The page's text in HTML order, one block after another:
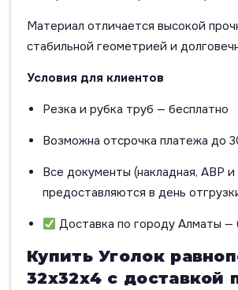
Материал отличается высокой
стабильной геометрией и
Условия для клиентов
Резка и рубка труб — бесплатно
Возможна отсрочка платежа до
Все документы (накладная, АВР и
предоставляются в день
Доставка по городу Алматы —
Купить Уголок
32х32х4 с доставкой